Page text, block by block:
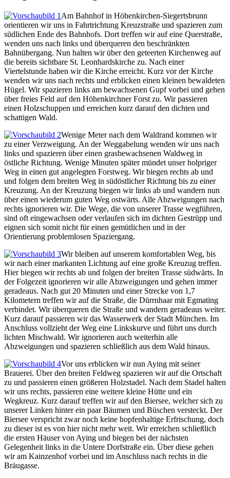
Am Bahnhof in Höhenkirchen-Siegertsbrunn
orientieren wir uns in Fahrtrichtung Kreuzstraße und spazieren zum
südlichen Ende des Bahnhofs. Dort treffen wir auf eine Querstraße,
wenden uns nach links und überqueren den beschränkten
Bahnübergang. Nun halten wir über den geteerten Kirchenweg auf
die bereits sichtbare St. Leonhardskirche zu. Nach einer
Viertelstunde haben wir die Kirche erreicht. Kurz vor der Kirche
wenden wir uns nach rechts und erblicken einen kleinen bewaldeten
Hügel. Wir spazieren links am bewachsenen Gupf vorbei und gehen
über freies Feld auf den Höhenkirchner Forst zu. Wir passieren
einen Holzschuppen und erreichen kurz darauf den dichten und
schattigen Wald.
Wenige Meter nach dem Waldrand kommen wir
zu einer Verzweigung. An der Weggabelung wenden wir uns nach
links und spazieren über einen grasbewachsenen Waldweg in
östliche Richtung. Wenige Minuten später mündet unser holpriger
Weg in einen gut angelegten Forstweg. Wir biegen rechts ab und
und folgen dem breiten Weg in südöstlicher Richtung bis zu einer
Kreuzung. An der Kreuzung biegen wir links ab und wandern nun
über einen wiederum guten Weg ostwärts. Alle Abzweigungen nach
rechts ignorieren wir. Die Wege, die von unserer Trasse wegführen,
sind oft eingewachsen oder verlaufen sich im dichten Gestrüpp und
eignen sich somit nicht für einen gemütlichen und in der
Orientierung problemlosen Spaziergang.
Wir bleiben auf unserem komfortablen Weg, bis
wir nach einer markanten Lichtung auf eine große Kreuzug treffen.
Hier biegen wir rechts ab und folgen der breiten Trasse südwärts. In
der Folgezeit ignorieren wir alle Abzweigungen und gehen immer
geradeaus. Nach gut 20 Minuten und einer Strecke von 1,7
Kilometern treffen wir auf die Straße, die Dürrnhaar mit Egmating
verbindet. Wir überqueren die Straße und wandern geradeaus weiter.
Kurz darauf passieren wir das Wasserwerk der Stadt München. Im
Anschluss vollzieht der Weg eine Linkskurve und führt uns durch
lichten Mischwald. Wir ignorieren auch weiterhin alle
Abzweigungen und spazieren schließlich aus dem Wald hinaus.
Vor uns erblicken wir nun Aying mit seiner
Brauerei. Über den breiten Feldweg spazieren wir auf die Ortschaft
zu und passieren einen größeren Holzstadel. Nach dem Stadel halten
wir uns rechts, passieren eine weitere kleine Hütte und ein
Wegkreuz. Kurz darauf treffen wir auf den Biersee, welcher sich zu
unserer Linken hinter ein paar Bäumen und Büschen versteckt. Der
Biersee verspricht zwar noch keine hopfenhaltige Erfrischung, doch
zu dieser ist es von hier nicht mehr weit. Wir erreichen schließlich
die ersten Häuser von Aying und biegen bei der nächsten
Gelegenheit links in die Untere Dorfstraße ein. Über diese gehen
wir am Kainzenhof vorbei und im Anschluss nach rechts in die
Bräugasse.